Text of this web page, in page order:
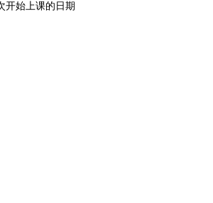
开始上课的日期